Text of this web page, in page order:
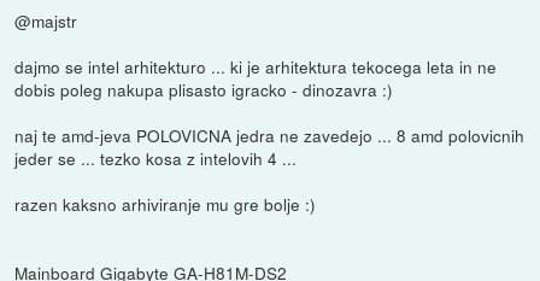
@majstr
dajmo se intel arhitekturo ... ki je arhitektura tekocega leta in ne
dobis poleg nakupa plisasto igracko - dinozavra :)
naj te amd-jeva POLOVICNA jedra ne zavedejo ... 8 amd polovicnih
jeder se ... tezko kosa z intelovih 4 ...
razen kaksno arhiviranje mu gre bolje :)
Mainboard Gigabyte GA-H81M-DS2